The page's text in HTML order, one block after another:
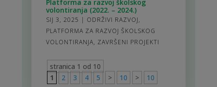
Platforma za razvoj školskog
volontiranja (2022. – 2024.)
SIJ 3, 2025 | ODRŽIVI RAZVOJ,
PLATFORMA ZA RAZVOJ ŠKOLSKOG
VOLONTIRANJA, ZAVRŠENI PROJEKTI
stranica 1 od 10
1
2 3 4 5 > 10 > 10